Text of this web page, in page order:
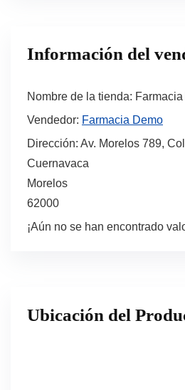
Información del
Nombre de la tienda:
Vendedor: Farmacia Demo
Dirección: Av. Morelos 789,
Cuernavaca
Morelos
62000
¡Aún no se han encontrado
Ubicación del